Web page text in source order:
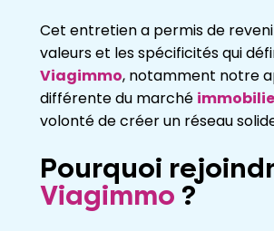
Cet entretien a permis de
valeurs et les spécificités qui
Viagimmo, notamment notre
différente du marché
volonté de créer un réseau
Pourquoi
Viagimmo ?